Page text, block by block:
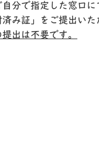
分で指定した窓口
み証」をご提出い
出は不要です。
※